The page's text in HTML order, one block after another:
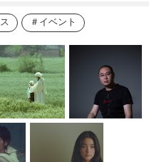
イベント